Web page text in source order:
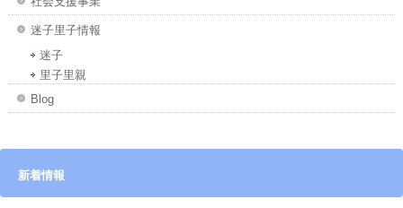
迷子里子情報
迷子
里子里親
Blog
新着情報